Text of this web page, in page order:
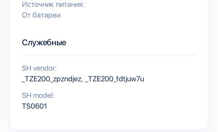
Источник питания:
От батареи
Служебные
SH vendor:
_TZE200_zpzndjez, _TZE200_fdtjuw7u
SH model:
TS0601